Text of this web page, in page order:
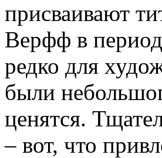
присваивают
Верфф в период
редко для
были
ценятся.
– вот, что